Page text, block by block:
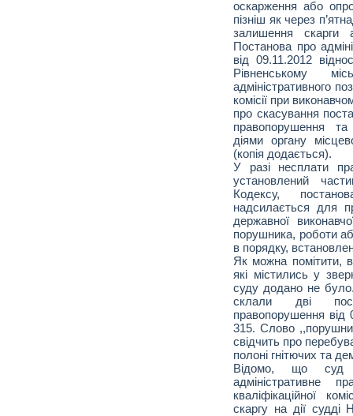
оскарження або
пізніш як через
залишення скарги
Постанова про
від 09.11.2012
Рівненському
адміністративного
комісії при
про скасування
правопорушення
діями органу
(копія додається).
У разі несплати
установлений
Кодексу,
надсилається для
державної
порушника, роботи
в порядку,
Як можна помітити,
які містились у
суду додано не
склали дві
правопорушення
315. Слово
свідчить про
полоні гнітючих та
Відомо, що суд
адміністративне
кваліфікаційної
скаргу на дії судді